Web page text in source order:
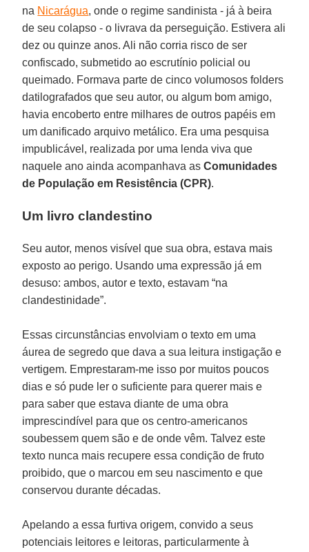
na Nicarágua, onde o regime sandinista - já à beira
de seu colapso - o livrava da perseguição. Estivera ali
dez ou quinze anos. Ali não corria risco de ser
confiscado, submetido ao escrutínio policial ou
queimado. Formava parte de cinco volumosos folders
datilografados que seu autor, ou algum bom amigo,
havia encoberto entre milhares de outros papéis em
um danificado arquivo metálico. Era uma pesquisa
impublicável, realizada por uma lenda viva que
naquele ano ainda acompanhava asComunidades
de População em Resistência (CPR).
Um livro clandestino
Seu autor, menos visível que sua obra, estava mais
exposto ao perigo. Usando uma expressão já em
desuso: ambos, autor e texto, estavam “na
clandestinidade”.
Essas circunstâncias envolviam o texto em uma
áurea de segredo que dava a sua leitura instigação e
vertigem. Emprestaram-me isso por muitos poucos
dias e só pude ler o suficiente para querer mais e
para saber que estava diante de uma obra
imprescindível para que os centro-americanos
soubessem quem são e de onde vêm. Talvez este
texto nunca mais recupere essa condição de fruto
proibido, que o marcou em seu nascimento e que
conservou durante décadas.
Apelando a essa furtiva origem, convido a seus
potenciais leitores e leitoras, particularmente à